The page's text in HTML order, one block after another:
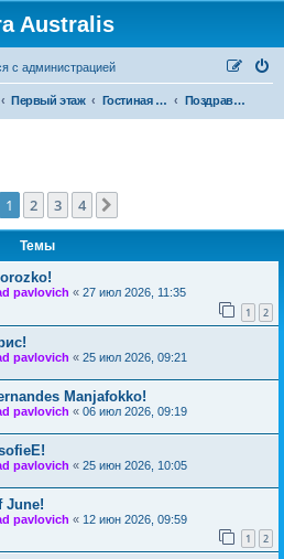
Australis
я с администрацией
Первый этаж Гостиная Спасателей Поздравления
1 2 3 4
Темы
pavlovich « 27 июл 2026, 11:35
1 2
pavlovich « 25 июл 2026, 09:21
Manjafokko!
pavlovich « 06 июл 2026, 09:19
pavlovich « 25 июн 2026, 10:05
June!
pavlovich « 12 июн 2026, 09:59
1 2